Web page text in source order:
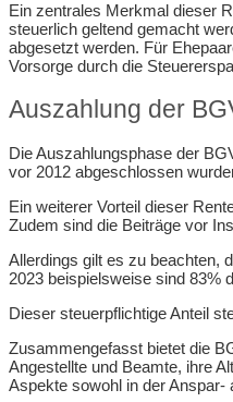
Ein zentrales Merkmal dieser
steuerlich geltend gemacht
abgesetzt werden. Für
Vorsorge durch die
Auszahlung der
Die Auszahlungsphase der
vor 2012 abgeschlossen
Ein weiterer Vorteil dieser
Zudem sind die Beiträge vor
Allerdings gilt es zu beachten,
2023 beispielsweise sind 83%
Dieser steuerpflichtige Anteil
Zusammengefasst bietet die
Angestellte und Beamte, ihre
Aspekte sowohl in der Anspar-